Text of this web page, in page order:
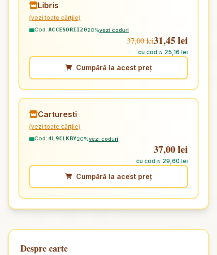
Libris
(vezi toate cărțile)
Cod: ACCESORII2020%vezi coduri
37,00 lei31,45 lei
cu cod ≈ 25,16 lei
Cumpără la acest preț
Carturesti
(vezi toate cărțile)
Cod: 4L9CLKBY20%vezi coduri
37,00 lei
cu cod ≈ 29,60 lei
Cumpără la acest preț
Despre carte